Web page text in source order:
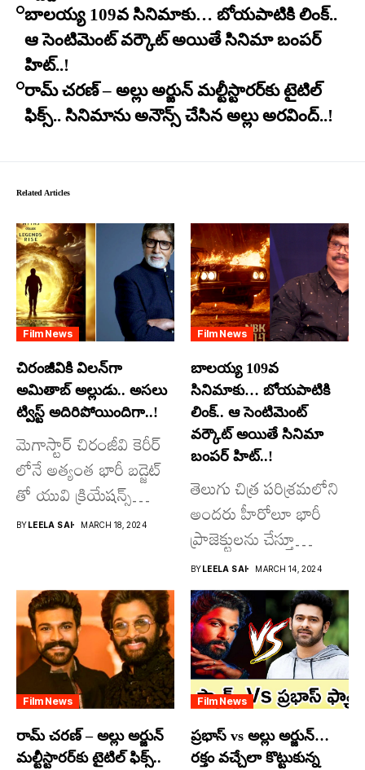
బాలయ్య 109వ సినిమాకు… బోయపాటికి లింక్..
ఆ సెంటిమెంట్ వర్కౌట్ అయితే సినిమా బంపర్
హిట్..!
రామ్ చరణ్ – అల్లు అర్జున్ మల్టీస్టారర్​కు టైటిల్
ఫిక్స్.. సినిమాను అనౌన్స్ చేసిన అల్లు అరవింద్..!
Related Articles
Film News
చిరంజీవికి విలన్‌గా
అమితాబ్ అల్లుడు.. అసలు
ట్విస్ట్ అదిరిపోయిందిగా..!
మెగాస్టార్ చిరంజీవి కెరీర్
లోనే అత్యంత భారీ బడ్జెట్
తో యువి క్రియేషన్స్
రూపొందిస్తున్న
BYLEELA SAI MARCH 18, 2024
Film News
బాలయ్య 109వ
సినిమాకు… బోయపాటికి
లింక్.. ఆ సెంటిమెంట్
వర్కౌట్ అయితే సినిమా
బంపర్ హిట్..!
తెలుగు చిత్ర పరిశ్రమలోని
అందరు హీరోలూ భారీ
ప్రాజెక్టులను చేస్తూ
దూసుకుపోతోన్నారు.
అందులో కొందరు
మాత్రమే...
BYLEELA SAI MARCH 14, 2024
Film News
రామ్ చరణ్ – అల్లు అర్జున్
మల్టీస్టారర్​కు టైటిల్ ఫిక్స్..
Film News
ప్రభాస్ vs అల్లు అర్జున్…
రక్తం వచ్చేలా కొట్టుకున్న